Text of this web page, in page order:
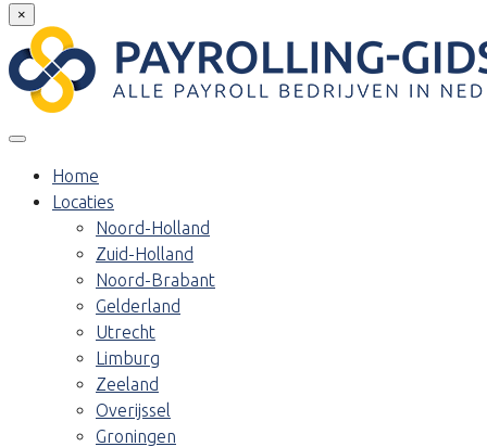
×
Home
Locaties
Noord-Holland
Zuid-Holland
Noord-Brabant
Gelderland
Utrecht
Limburg
Zeeland
Overijssel
Groningen